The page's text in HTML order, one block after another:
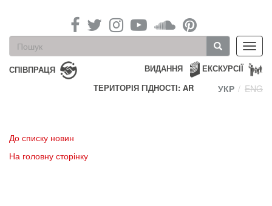
Пошукова
форма
Пошук
СПІВПРАЦЯ ЕКСКУРСІЇ
ВИДАННЯ
ТЕРИТОРІЯ ГІДНОСТІ: AR
УКР ENG
До списку новин
На головну сторінку